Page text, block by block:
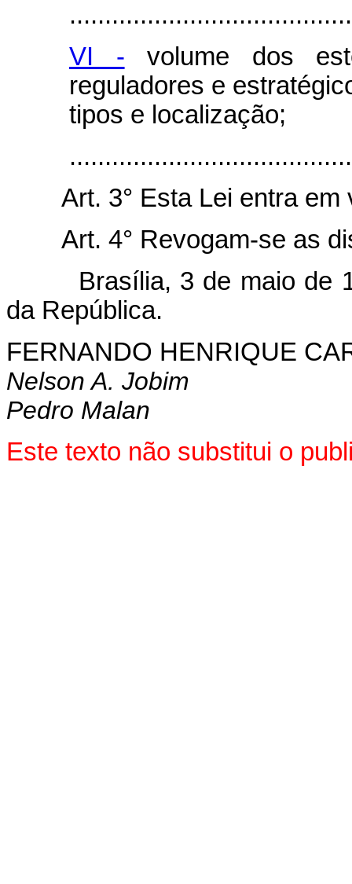
VI - volume dos
reguladores e
tipos e localização;
Art. 3° Esta Lei entra em
Art. 4° Revogam-se as
Brasília, 3 de maio de
da República.
FERNANDO HENRIQUE
Nelson A. Jobim
Pedro Malan
Este texto não substitui o